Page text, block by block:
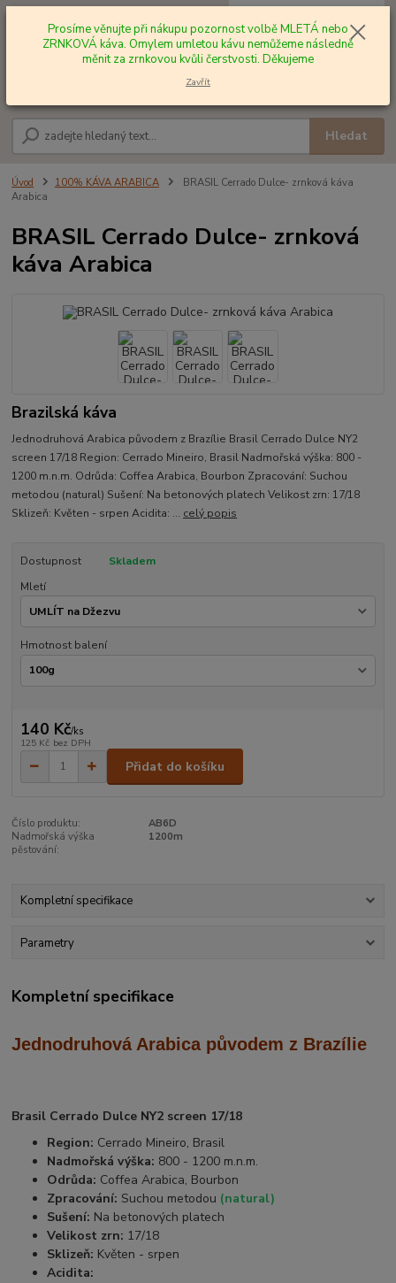
Hledat
+420 602 577 209 za0,00 Kč
Úvod 100% KÁVA ARABICA
BRASIL Cerrado Dulce- zrnková káva
Arabica
BRASIL Cerrado Dulce- zrnková
káva Arabica
Brazilská káva
Jednodruhová Arabica původem z Brazílie Brasil Cerrado Dulce NY2
screen 17/18 Region: Cerrado Mineiro, Brasil Nadmořská výška: 800 -
1200 m.n.m. Odrůda: Coffea Arabica, Bourbon Zpracování: Suchou
metodou (natural) Sušení: Na betonových platech Velikost zrn: 17/18
Sklizeň: Květen - srpen Acidita: ... celý popis
Dostupnost
Skladem
Mletí
Hmotnost balení
140 Kč/ks
125 Kč bez DPH
Přidat do košíku
Číslo produktu:
AB6D
Nadmořská výška
pěstování:
1200m
Kompletní specifikace
Parametry
Kompletní specifikace
Jednodruhová Arabica původem z Brazílie
Brasil Cerrado Dulce NY2 screen 17/18
Region: Cerrado Mineiro, Brasil
Nadmořská výška: 800 - 1200 m.n.m.
Odrůda: Coffea Arabica, Bourbon
Zpracování: Suchou metodou (natural)
Sušení: Na betonových platech
Velikost zrn: 17/18
Sklizeň: Květen - srpen
Acidita:
Prosíme věnujte při nákupu pozornost volbě MLETÁ nebo
ZRNKOVÁ káva. Omylem umletou kávu nemůžeme následně
měnit za zrnkovou kvůli čerstvosti. Děkujeme
Zavřít